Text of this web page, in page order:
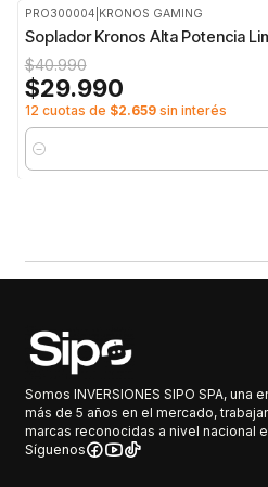
PRO300004 KRONOS GAMING
Soplador Kronos Alta Potencia
$40.990
$29.990
12 cuotas de $2.659sin interés
Cantidad
Somos INVERSIONES SIPO SPA, una
más de 5 años en el mercado,
marcas reconocidas a nivel nacional
Síguenos